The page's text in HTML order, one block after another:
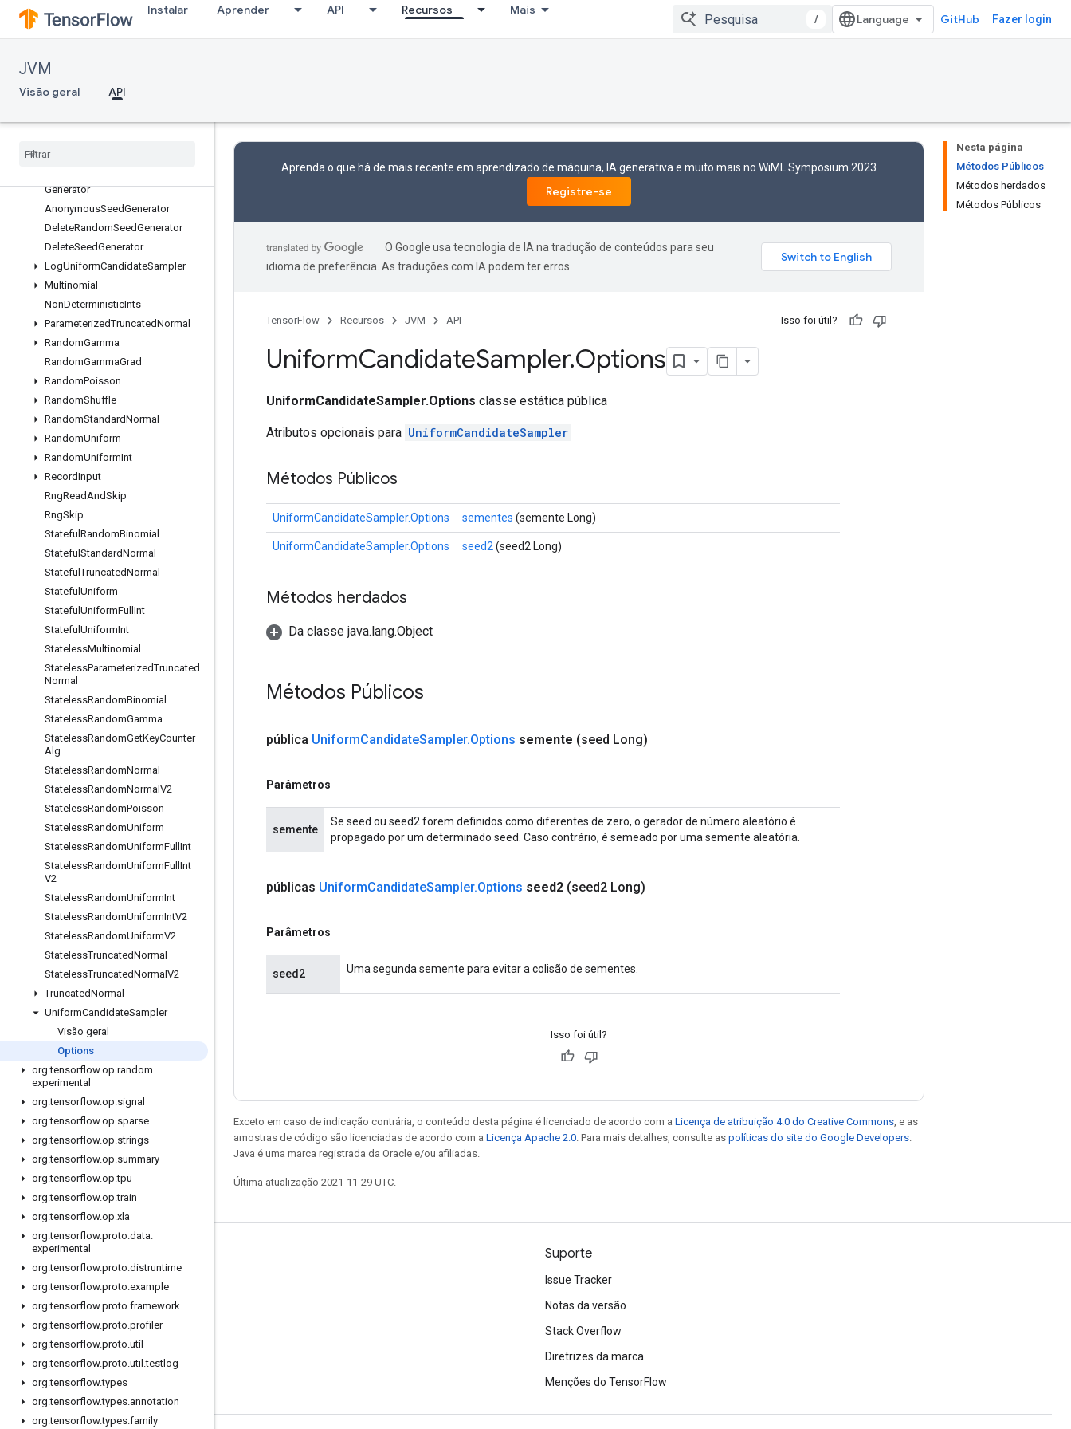
Instalar Aprender API Recursos Mais
/ GitHub Fazer login
JVM
Visão geral API
org.tensorflow.op.math.special
org.tensorflow.op.nn.raw
org.tensorflow.op.ragged
org.tensorflow.op.random
All
Generator
AnonymousSeedGenerator
DeleteRandomSeedGenerator
DeleteSeedGenerator
LogUniformCandidateSampler
Multinomial
NonDeterministicInts
ParameterizedTruncatedNormal
RandomGamma
RandomGammaGrad
RandomPoisson
RandomShuffle
RandomStandardNormal
RandomUniform
RandomUniformInt
RecordInput
RngReadAndSkip
RngSkip
Stateful RandomBinomial
Stateful StandardNormal
StatefulTruncatedNormal
Stateful Uniform
Stateful UniformFull Int
Stateful UniformInt
StatelessMultinomial
StatelessParameterizedTruncated
Normal
StatelessRandomBinomial
StatelessRandomGamma
StatelessRandomGetKeyCounter
Alg
StatelessRandomNormal
StatelessRandomNormal V2
StatelessRandomPoisson
StatelessRandomUniform
StatelessRandomUniformFull Int
StatelessRandomUniformFull Int
V2
StatelessRandomUniformInt
StatelessRandomUniformIntV2
StatelessRandomUniformV2
StatelessTruncatedNormal
StatelessTruncatedNormal V2
TruncatedNormal
UniformCandidateSampler
Visão geral
Options
org.tensorflow.op.random.
experimental
org.tensorflow.op.signal
org.tensorflow.op.sparse
org.tensorflow.op.strings
org.tensorflow.op.summary
org.tensorflow.op.tpu
org.tensorflow.op.train
org.tensorflow.op.xla
org.tensorflow.proto.data.
experimental
org.tensorflow.proto.distruntime
org.tensorflow.proto.example
org.tensorflow.proto.framework
org.tensorflow.proto.profiler
org.tensorflow.proto.util
org.tensorflow.proto.util .testlog
org.tensorflow.types
org.tensorflow.types.annotation
org.tensorflow.types.family
Nesta página
Métodos Públicos
Métodos herdados
Métodos Públicos
Aprenda o que há de mais recente em aprendizado de máquina, IA generativa e muito mais no WiML Symposium 2023
Registre-se
O Google usa tecnologia de IA na tradução de conteúdos para seu
idioma de preferência. As traduções com IA podem ter erros.
TensorFlow Recursos JVM API Isso foi útil?
UniformCandidateSampler.Options
UniformCandidateSampler.Options classe estática pública
Atributos opcionais para UniformCandidateSampler
Métodos Públicos
UniformCandidateSampler.Options sementes (semente Long)
UniformCandidateSampler.Options seed2 (seed2 Long)
Métodos herdados
Da classe java.lang.Object
Métodos Públicos
pública UniformCandidateSampler.Options semente (seed Long)
Parâmetros
semente
Se seed ou seed2 forem definidos como diferentes de zero, o gerador de número aleatório é
propagado por um determinado seed. Caso contrário, é semeado por uma semente aleatória.
públicas UniformCandidateSampler.Options seed2 (seed2 Long)
Parâmetros
seed2 Uma segunda semente para evitar a colisão de sementes.
Isso foi útil?
Exceto em caso de indicação contrária, o conteúdo desta página é licenciado de acordo com a Licença de atribuição 4.0 do Creative Commons , e as
amostras de código são licenciadas de acordo com a Licença Apache 2.0 . Para mais detalhes, consulte as políticas do site do Google Developers
Java é uma marca registrada da Oracle e/ou afiliadas.
Última atualização 2021-11-29 UTC.
Permanecer conectado
Fórum
GitHub
YouTube
Suporte
Issue Tracker
Notas da versão
Stack Overflow
Diretrizes da marca
Menções do TensorFlow